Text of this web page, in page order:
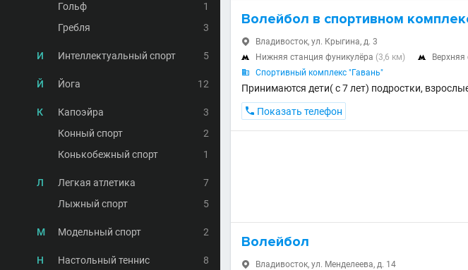
Гольф
1
Гребля
3
И Интеллектуальный спорт 5
Й Йога 12
К Капоэйра
3
Конный спорт
2
Конькобежный спорт
1
Л Легкая атлетика
7
Лыжный спорт
5
М Модельный спорт 2
Н Настольный теннис 8
Волейбол в спортивном
 Владивосток, ул. Крыгина, д. 3
 Нижняя станция фуникулёра (3,6 км) 
 Спортивный комплекс "Гавань"
Принимаются дети( с 7 лет) подростки,
 Показать телефон
Волейбол
 Владивосток, ул. Менделеева, д. 14